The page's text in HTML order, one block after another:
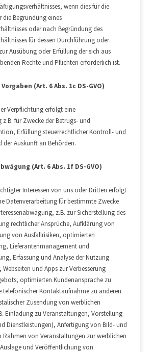
wenn dies für die
die Begründung eines
oder nach Begründung des
für dessen Durchführung oder
Ausübung oder Erfüllung der sich aus
Rechte und Pflichten erforderlich ist.
(Art. 6 Abs. 1c DS-GVO)
Verpflichtung erfolgt eine
für Zwecke der Betrugs- und
Erfüllung steuerrechtlicher Kontroll- und
der Auskunft an Behörden.
(Art. 6 Abs. 1f DS-GVO)
Interessen von uns oder Dritten erfolgt
Datenverarbeitung für bestimmte Zwecke
z.B. zur Sicherstellung des
rechtlicher Ansprüche, Aufklärung von
von Ausfallrisiken, optimierten
Lieferantenmanagement und
Erfassung und Analyse der Nutzung
Webseiten und Apps zur Verbesserung
optimierten Kundenansprache zu
telefonischer Kontaktaufnahme zu anderen
Zusendung von werblichen
Einladung zu Veranstaltungen, Vorstellung
Dienstleistungen), Anfertigung von Bild- und
von Veranstaltungen zur werblichen
und Veröffentlichung von